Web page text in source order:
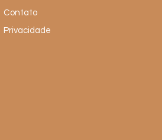
Contato
Privacidade